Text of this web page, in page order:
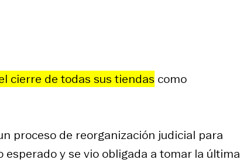
cierre de todas sus tiendas como
proceso de reorganización judicial para
y se vio obligada a tomar la última